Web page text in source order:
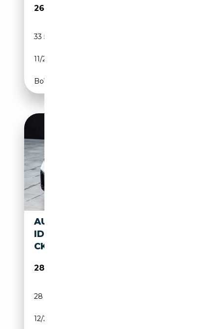
26 990€
33 500 km
11/2023
Boîte automatique
AUDI Q2 30 2.0 TDI S LINE EST
IDENTITY BLACK VIRTUAL
CKT UFF. ITA
28 999€
28 262 km
12/2023